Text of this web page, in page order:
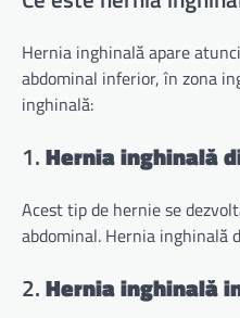
Hernia inghinală apare
abdominal inferior, în zona
inghinală:
1.Hernia inghinală
Acest tip de hernie se
abdominal. Hernia inghinală
2.Hernia inghinală